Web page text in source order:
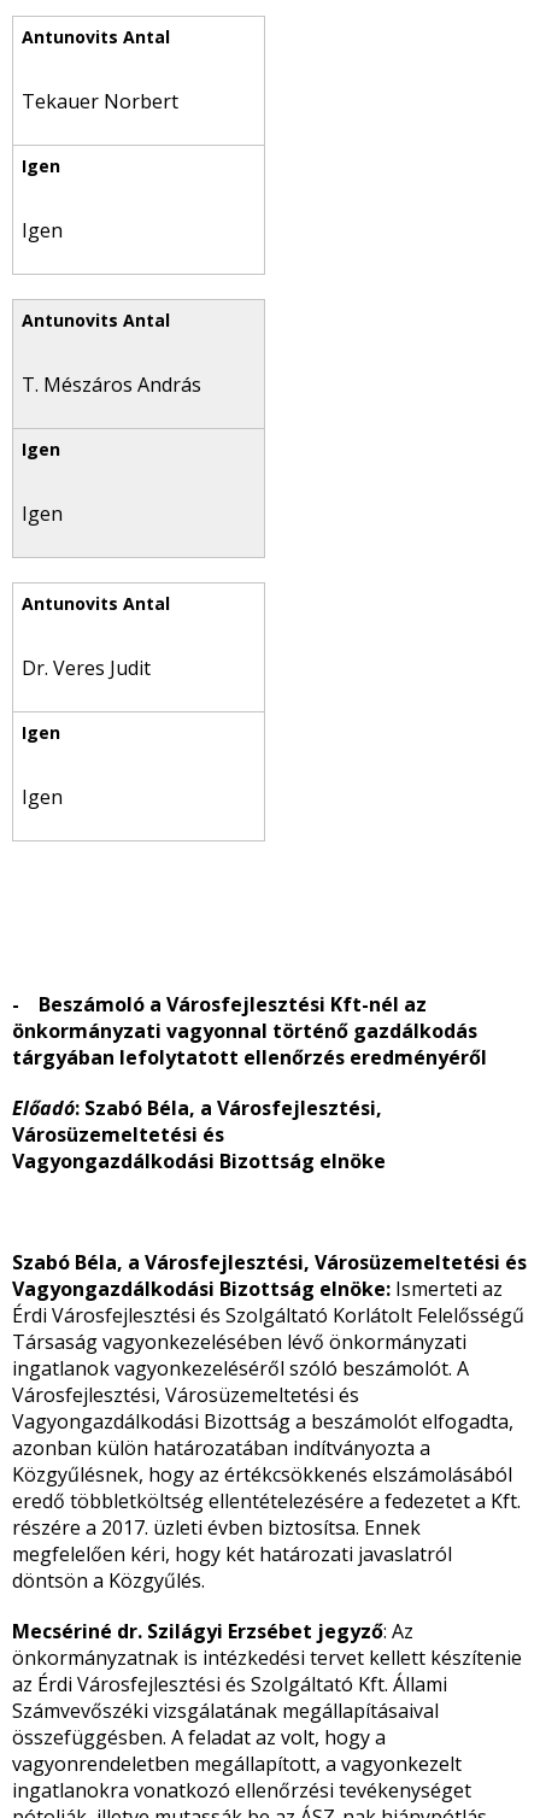
Tekauer Norbert
Igen
T. Mészáros András
Igen
Dr. Veres Judit
Igen
- Beszámoló a Városfejlesztési Kft-nél az
önkormányzati vagyonnal történő gazdálkodás
tárgyában lefolytatott ellenőrzés eredményéről
Előadó: Szabó Béla, a Városfejlesztési,
Városüzemeltetési és
Vagyongazdálkodási Bizottság elnöke
Szabó Béla, a Városfejlesztési, Városüzemeltetési és
Vagyongazdálkodási Bizottság elnöke: Ismerteti az
Érdi Városfejlesztési és Szolgáltató Korlátolt Felelősségű
Társaság vagyonkezelésében lévő önkormányzati
ingatlanok vagyonkezeléséről szóló beszámolót. A
Városfejlesztési, Városüzemeltetési és
Vagyongazdálkodási Bizottság a beszámolót elfogadta,
azonban külön határozatában indítványozta a
Közgyűlésnek, hogy az értékcsökkenés elszámolásából
eredő többletköltség ellentételezésére a fedezetet a Kft.
részére a 2017. üzleti évben biztosítsa. Ennek
megfelelően kéri, hogy két határozati javaslatról
döntsön a Közgyűlés.
Mecsériné dr. Szilágyi Erzsébet jegyző: Az
önkormányzatnak is intézkedési tervet kellett készítenie
az Érdi Városfejlesztési és Szolgáltató Kft. Állami
Számvevőszéki vizsgálatának megállapításaival
összefüggésben. A feladat az volt, hogy a
vagyonrendeletben megállapított, a vagyonkezelt
ingatlanokra vonatkozó ellenőrzési tevékenységet